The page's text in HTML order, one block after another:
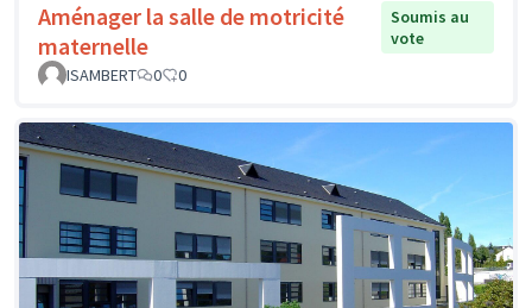
Aménager la salle de motricité
maternelle
Soumis au
vote
ISAMBERT
0 0